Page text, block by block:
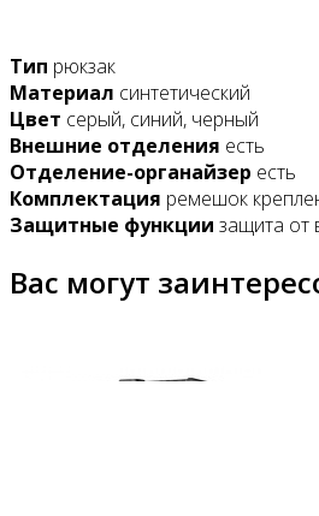
Тип рюкзак
Материал синтетический
Цвет серый, синий, черный
Внешние отделения есть
Отделение-органайзер есть
Комплектация ремешок
Защитные функции защита от
Вас могут